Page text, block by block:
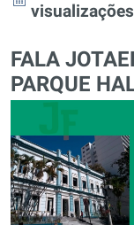
visualizações
FALA
PARQUE